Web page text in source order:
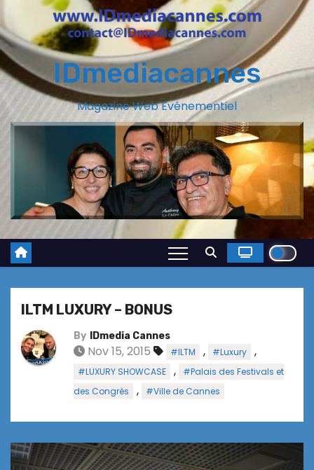
IDmediacannes
Magazine Web Evénementiel
ILTM LUXURY – BONUS
By IDmedia Cannes
Nov 15, 2015 #ILTM , #Luxury ,
#LUXURY SHOWCASE ,
#Palais des Festivals et
des Congrès
, #Ville de Cannes